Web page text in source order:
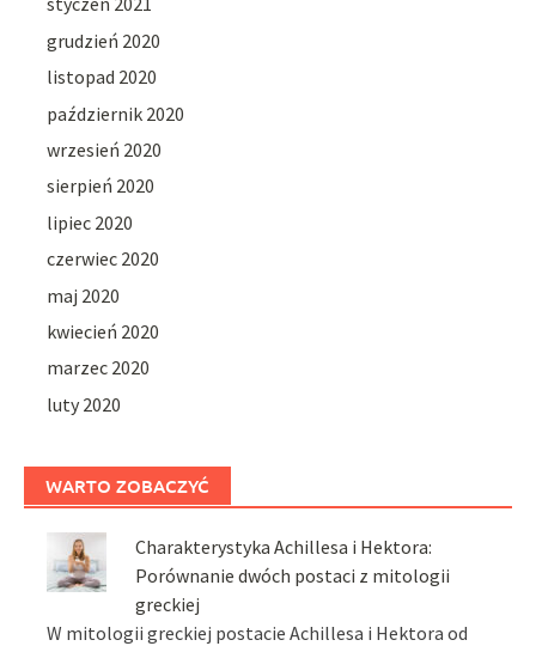
grudzień 2020
listopad 2020
październik 2020
wrzesień 2020
sierpień 2020
lipiec 2020
czerwiec 2020
maj 2020
kwiecień 2020
marzec 2020
luty 2020
WARTO ZOBACZYĆ
Charakterystyka Achillesa i Hektora:
Porównanie dwóch postaci z mitologii
greckiej
W mitologii greckiej postacie Achillesa i Hektora od